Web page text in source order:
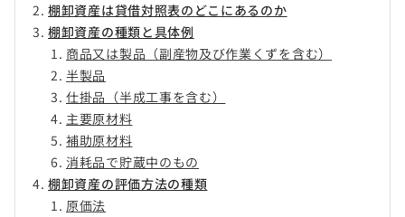
棚卸資産は貸借対照表のどこにあるのか
棚卸資産の種類と具体例
商品又は製品（副産物及び作業くずを含む）
半製品
仕掛品（半成工事を含む）
主要原材料
補助原材料
消耗品で貯蔵中のもの
棚卸資産の評価方法の種類
原価法